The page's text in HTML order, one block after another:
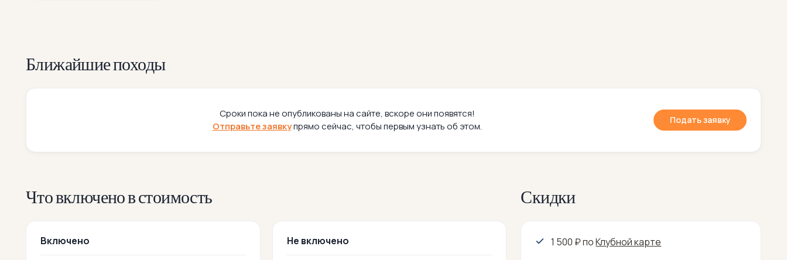
Ближайшие походы
Сроки пока не опубликованы на сайте, вскоре они появятся!
Отправьте заявкупрямо сейчас, чтобы первым узнать об этом.
Подать заявку
Что включено в стоимость
Включено Не включено
Скидки
1 500 ₽поКлубной карте